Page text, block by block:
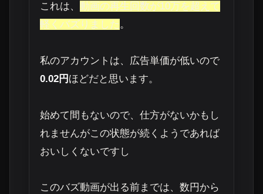
これは、動画の再生回数が10万を超えて
軽くバズりました。
私のアカウントは、広告単価が低いので
0.02円 ほどだと思います。
始めて間もないので、仕方がないかもし
れませんがこの状態が続くようであれば
おいしくないですし
このバズ動画が出る前までは、数円から